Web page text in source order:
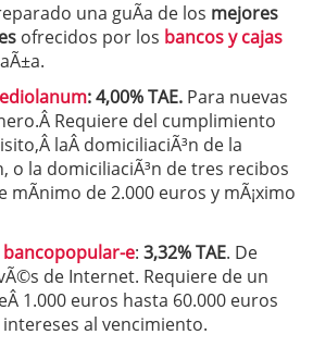
una guÃ­a de los mejores
ofrecidos por los bancos y cajas
: 4,00% TAE. Para nuevas
Requiere del cumplimiento
laÂ domiciliaciÃ³n de la
o la domiciliaciÃ³n de tres recibos
de 2.000 euros y mÃ¡ximo
bancopopular-e: 3,32% TAE. De
de Internet. Requiere de un
1.000 euros hasta 60.000 euros
al vencimiento.